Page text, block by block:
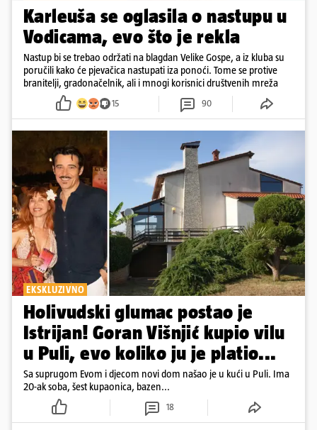
Karleuša se oglasila o nastupu u
Vodicama, evo što je rekla
Nastup bi se trebao održati na blagdan Velike Gospe, a iz kluba su
poručili kako će pjevačica nastupati iza ponoći. Tome se protive
branitelji, gradonačelnik, ali i mnogi korisnici društvenih mreža
15 90
EKSKLUZIVNO
Holivudski glumac postao je
Istrijan! Goran Višnjić kupio vilu
u Puli, evo koliko ju je platio...
Sa suprugom Evom i djecom novi dom našao je u kući u Puli. Ima
20-ak soba, šest kupaonica, bazen...
18